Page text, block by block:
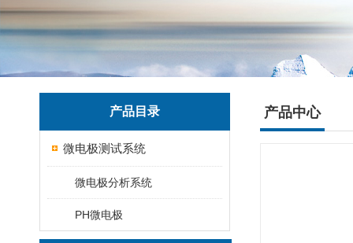
产品目录
微电极测试系统
微电极分析系统
PH微电极
产品中心